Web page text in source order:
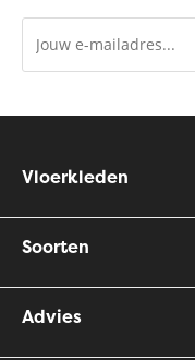
Vloerkleden
Soorten
Advies